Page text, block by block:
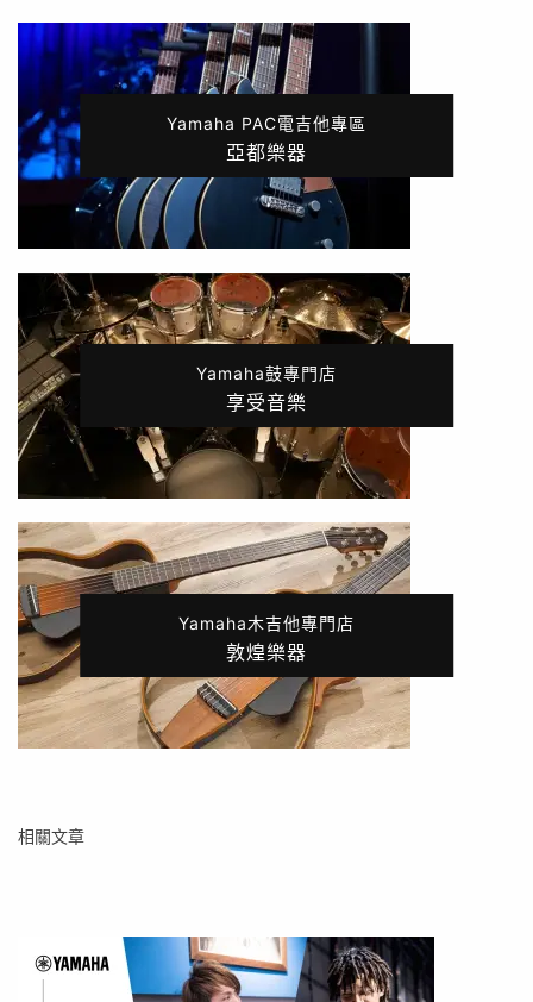
Yamaha PAC電吉他專區
亞都樂器
Yamaha鼓專門店
享受音樂
Yamaha木吉他專門店
敦煌樂器
相關文章